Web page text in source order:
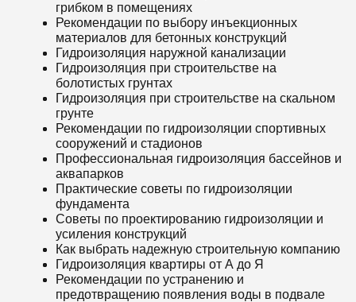
грибком в помещениях
Рекомендации по выбору инъекционных
материалов для бетонных конструкций
Гидроизоляция наружной канализации
Гидроизоляция при строительстве на
болотистых грунтах
Гидроизоляция при строительстве на скальном
грунте
Рекомендации по гидроизоляции спортивных
сооружений и стадионов
Профессиональная гидроизоляция бассейнов и
аквапарков
Практические советы по гидроизоляции
фундамента
Советы по проектированию гидроизоляции и
усиления конструкций
Как выбрать надежную строительную компанию
Гидроизоляция квартиры от А до Я
Рекомендации по устранению и
предотвращению появления воды в подвале